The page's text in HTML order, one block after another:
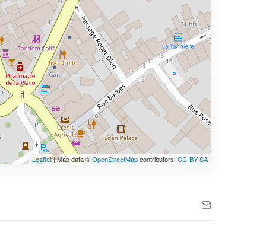
Leaflet| Map data ©OpenStreetMapcontributors, CC-BY-SA